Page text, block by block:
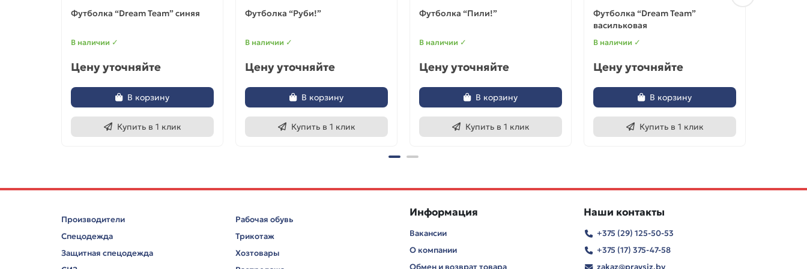
Футболка “Dream Team” синяя
В наличии ✓
Цену уточняйте
В корзину
Купить в 1 клик
Футболка “Руби!”
В наличии ✓
Цену уточняйте
В корзину
Купить в 1 клик
Футболка “Пили!”
В наличии ✓
Цену уточняйте
В корзину
Купить в 1 клик
Футболка “Dream Team”
васильковая
В наличии ✓
Цену уточняйте
В корзину
Купить в 1 клик
Производители
Спецодежда
Защитная спецодежда
Рабочая обувь
Трикотаж
Хозтовары
Информация
Вакансии
О компании
Обмен и возврат товара
Наши контакты
+375 (29) 125-50-53
+375 (17) 375-47-58
zakaz@pravsiz.by